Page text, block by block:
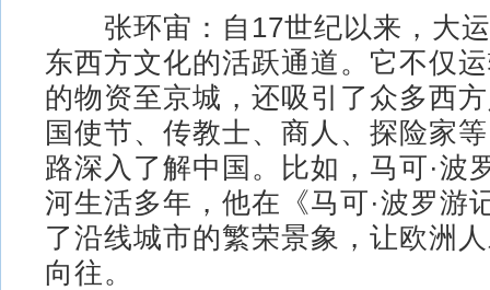
张环宙：自17世纪以来，大运
东西方文化的活跃通道。它不仅
的物资至京城，还吸引了众多西
国使节、传教士、商人、探险家
路深入了解中国。比如，马可·波
河生活多年，他在《马可·波罗游
了沿线城市的繁荣景象，让欧洲
向往。